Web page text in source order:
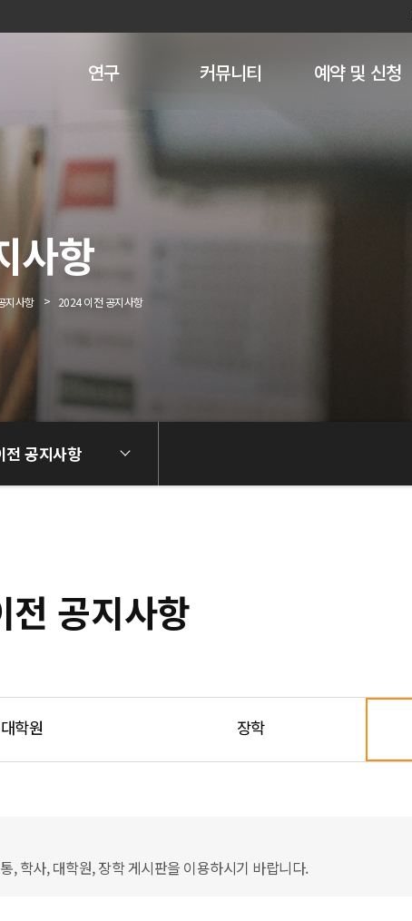
연구 커뮤니티 예약 및 신청
사항
지사항 > 2024 이전 공지사항
전 공지사항
공지사항
대학원 장학
, 학사, 대학원, 장학 게시판을 이용하시기 바랍니다.